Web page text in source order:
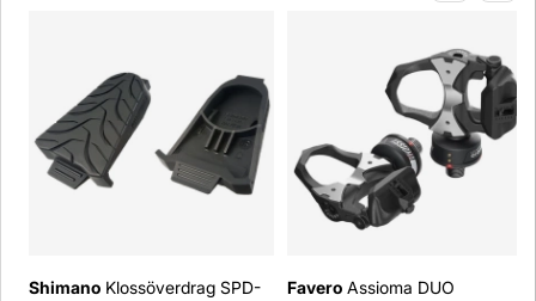
Shimano Klossöverdrag SPD-
Favero Assioma DUO